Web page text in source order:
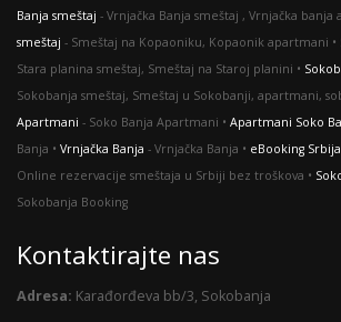
Banja smeštaj - Vrnjačka Banja smeštaj , Vrnjačka banja
smeštaj - Smeštaj na Kopaoniku, Kopaonik apartmani •
Stara planina smeštaj, Smeštaj na Staroj planini •
Sokobanja smeštaj, Smeštaj u Sokobanji, apartmani,
Apartmani - Soko Banja Apartmani • Apartmani Soko
Banja • Vrnjačka Banja - Vrnjačka Banja • eBooking Srbija
Оnline rezervacije smeštaja u Srbiji bez troškova •
Sokobanja Booking
Kontaktirajte nas
Adresa: Karađorđeva bb/3, Sokobanja